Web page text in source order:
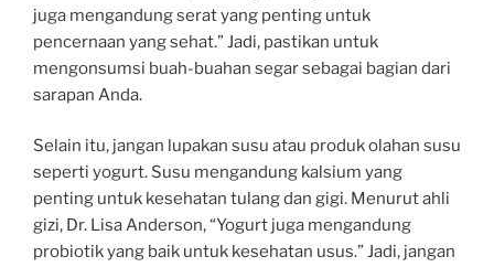
juga mengandung serat yang penting untuk
pencernaan yang sehat.” Jadi, pastikan untuk
mengonsumsi buah-buahan segar sebagai bagian dari
sarapan Anda.
Selain itu, jangan lupakan susu atau produk olahan susu
seperti yogurt. Susu mengandung kalsium yang
penting untuk kesehatan tulang dan gigi. Menurut ahli
gizi, Dr. Lisa Anderson, “Yogurt juga mengandung
probiotik yang baik untuk kesehatan usus.” Jadi, jangan